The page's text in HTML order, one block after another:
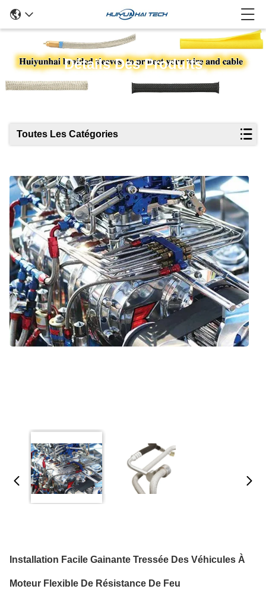
Détails Des Produits
Toutes Les Catégories
Installation Facile Gainante Tressée Des Véhicules À
Moteur Flexible De Résistance De Feu